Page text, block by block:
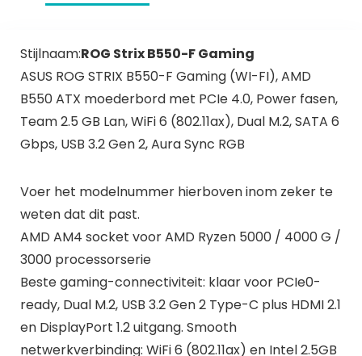
Stijlnaam:ROG Strix B550-F Gaming
ASUS ROG STRIX B550-F Gaming (WI-FI), AMD
B550 ATX moederbord met PCIe 4.0, Power fasen,
Team 2.5 GB Lan, WiFi 6 (802.11ax), Dual M.2, SATA 6
Gbps, USB 3.2 Gen 2, Aura Sync RGB
Voer het modelnummer hierboven inom zeker te
weten dat dit past.
AMD AM4 socket voor AMD Ryzen 5000 / 4000 G /
3000 processorserie
Beste gaming-connectiviteit: klaar voor PCIe0-
ready, Dual M.2, USB 3.2 Gen 2 Type-C plus HDMI 2.1
en DisplayPort 1.2 uitgang. Smooth
netwerkverbinding: WiFi 6 (802.11ax) en Intel 2.5GB